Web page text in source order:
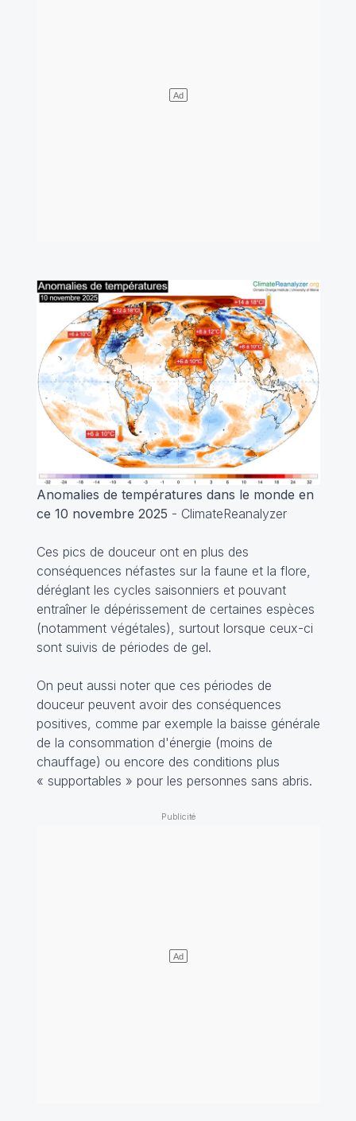
Anomalies de températures dans le monde en
ce 10 novembre 2025 - ClimateReanalyzer
Ces pics de douceur ont en plus des
conséquences néfastes sur la faune et la flore,
déréglant les cycles saisonniers et pouvant
entraîner le dépérissement de certaines espèces
(notamment végétales), surtout lorsque ceux-ci
sont suivis de périodes de gel.
On peut aussi noter que ces périodes de
douceur peuvent avoir des conséquences
positives, comme par exemple la baisse générale
de la consommation d'énergie (moins de
chauffage) ou encore des conditions plus
« supportables » pour les personnes sans abris.